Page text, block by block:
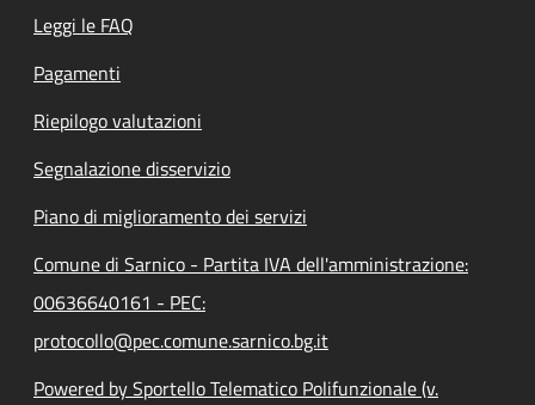
Leggi le FAQ
Pagamenti
Riepilogo valutazioni
Segnalazione disservizio
Piano di miglioramento dei servizi
Comune di Sarnico - Partita IVA dell'amministrazione:
00636640161 - PEC:
protocollo@pec.comune.sarnico.bg.it
Powered by Sportello Telematico Polifunzionale (v.